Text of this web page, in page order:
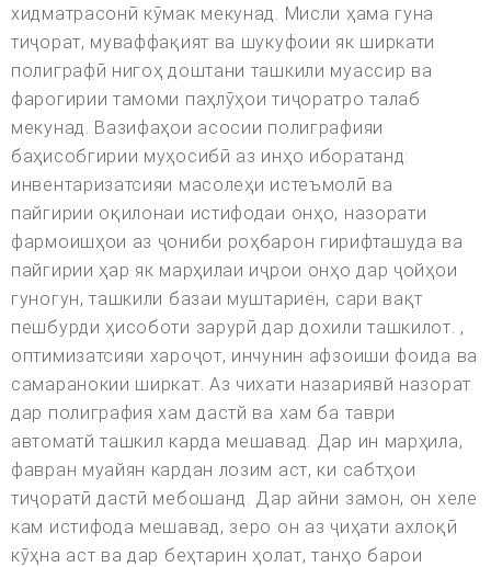
хидматрасонӣ кӯмак мекунад. Мисли ҳама гуна
тиҷорат, муваффақият ва шукуфоии як ширкати
полиграфӣ нигоҳ доштани ташкили муассир ва
фарогирии тамоми паҳлӯҳои тиҷоратро талаб
мекунад. Вазифаҳои асосии полиграфияи
баҳисобгирии муҳосибӣ аз инҳо иборатанд:
инвентаризатсияи масолеҳи истеъмолӣ ва
пайгирии оқилонаи истифодаи онҳо, назорати
фармоишҳои аз ҷониби роҳбарон гирифташуда ва
пайгирии ҳар як марҳилаи иҷрои онҳо дар ҷойҳои
гуногун, ташкили базаи муштариён, сари вақт
пешбурди ҳисоботи зарурӣ дар дохили ташкилот. ,
оптимизатсияи хароҷот, инчунин афзоиши фоида ва
самаранокии ширкат. Аз чихати назариявй назорат
дар полиграфия хам дастй ва хам ба таври
автоматй ташкил карда мешавад. Дар ин марҳила,
фавран муайян кардан лозим аст, ки сабтҳои
тиҷоратӣ дастӣ мебошанд. Дар айни замон, он хеле
кам истифода мешавад, зеро он аз ҷиҳати ахлоқӣ
кӯҳна аст ва дар беҳтарин ҳолат, танҳо барои